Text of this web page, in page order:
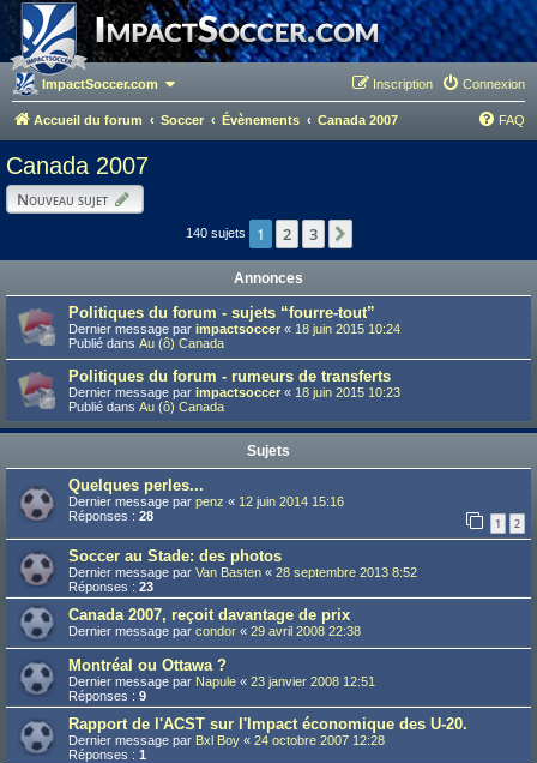
ImpactSoccer.com Connexion
Inscription
Accueil du forum Soccer Évènements Canada 2007 FAQ
Canada 2007
Nouveau sujet
140 sujets 1 2 3
Annonces
Politiques du forum - sujets “fourre-tout”
Dernier message par impactsoccer « 18 juin 2015 10:24
Publié dans Au (ô) Canada
Politiques du forum - rumeurs de transferts
Dernier message par impactsoccer « 18 juin 2015 10:23
Publié dans Au (ô) Canada
Sujets
Quelques perles...
Dernier message par penz « 12 juin 2014 15:16
Réponses : 28 1 2
Soccer au Stade: des photos
Dernier message par Van Basten « 28 septembre 2013 8:52
Réponses : 23
Canada 2007, reçoit davantage de prix
Dernier message par condor « 29 avril 2008 22:38
Montréal ou Ottawa ?
Dernier message par Napule « 23 janvier 2008 12:51
Réponses : 9
Rapport de l'ACST sur l'Impact économique des U-20.
Dernier message par Bxl Boy « 24 octobre 2007 12:28
Réponses : 1